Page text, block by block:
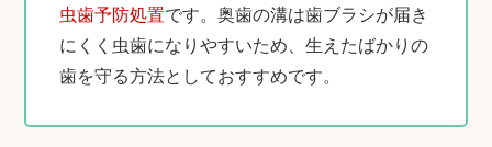
虫歯予防処置です。奥歯の溝は歯ブラシが届き
にくく虫歯になりやすいため、生えたばかりの
歯を守る方法としておすすめです。